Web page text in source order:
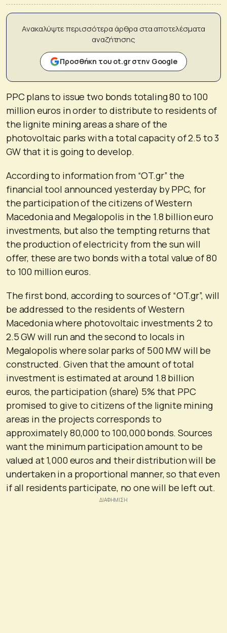
Ανακαλύψτε περισσότερα άρθρα στα αποτελέσματα
αναζήτησης
Προσθήκη του ot.gr στην Google
PPC plans to issue two bonds totaling 80 to 100
million euros in order to distribute to residents of
the lignite mining areas a share of the
photovoltaic parks with a total capacity of 2.5 to 3
GW that it is going to develop.
According to information from “OT.gr” the
financial tool announced yesterday by PPC, for
the participation of the citizens of Western
Macedonia and Megalopolis in the 1.8 billion euro
investments, but also the tempting returns that
the production of electricity from the sun will
offer, these are two bonds with a total value of 80
to 100 million euros.
The first bond, according to sources of “OT.gr”, will
be addressed to the residents of Western
Macedonia where photovoltaic investments 2 to
2.5 GW will run and the second to locals in
Megalopolis where solar parks of 500 MW will be
constructed. Given that the amount of total
investment is estimated at around 1.8 billion
euros, the participation (share) 5% that PPC
promised to give to citizens of the lignite mining
areas in the projects corresponds to
approximately 80,000 to 100,000 bonds. Sources
want the minimum participation amount to be
valued at 1,000 euros and their distribution will be
undertaken in a proportional manner, so that even
if all residents participate, no one will be left out.